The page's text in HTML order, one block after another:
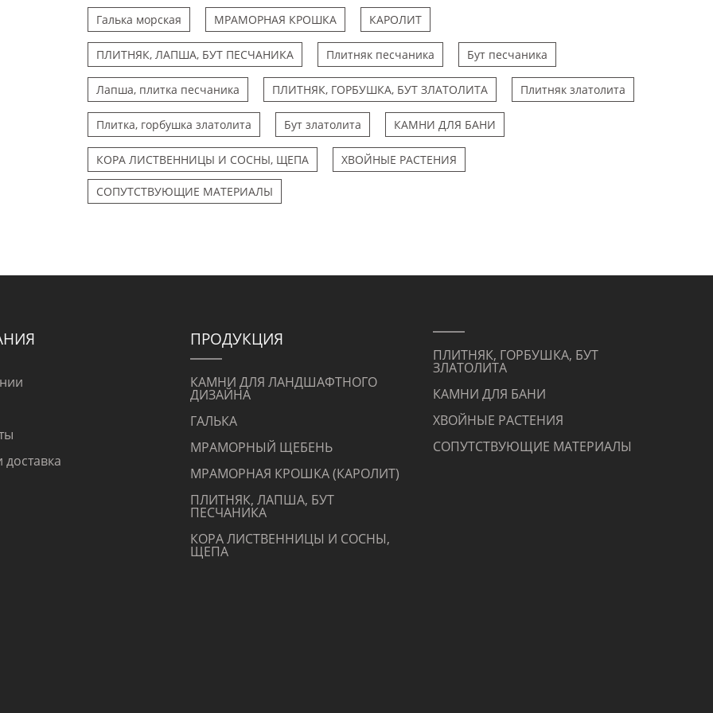
Галька морская МРАМОРНАЯ КРОШКА КАРОЛИТ
ПЛИТНЯК, ЛАПША, БУТ ПЕСЧАНИКА Плитняк песчаника Бут песчаника
Лапша, плитка песчаника ПЛИТНЯК, ГОРБУШКА, БУТ ЗЛАТОЛИТА Плитняк златолита
Плитка, горбушка златолита Бут златолита КАМНИ ДЛЯ БАНИ
КОРА ЛИСТВЕННИЦЫ И СОСНЫ, ЩЕПА ХВОЙНЫЕ РАСТЕНИЯ
СОПУТСТВУЮЩИЕ МАТЕРИАЛЫ
ПРОДУКЦИЯ
КАМНИ ДЛЯ ЛАНДШАФТНОГО
ДИЗАЙНА
ГАЛЬКА
МРАМОРНЫЙ ЩЕБЕНЬ
МРАМОРНАЯ КРОШКА (КАРОЛИТ)
ПЛИТНЯК, ЛАПША, БУТ
ПЕСЧАНИКА
КОРА ЛИСТВЕННИЦЫ И СОСНЫ,
ЩЕПА
ПЛИТНЯК, ГОРБУШКА, БУТ
ЗЛАТОЛИТА
КАМНИ ДЛЯ БАНИ
ХВОЙНЫЕ РАСТЕНИЯ
СОПУТСТВУЮЩИЕ МАТЕРИАЛЫ